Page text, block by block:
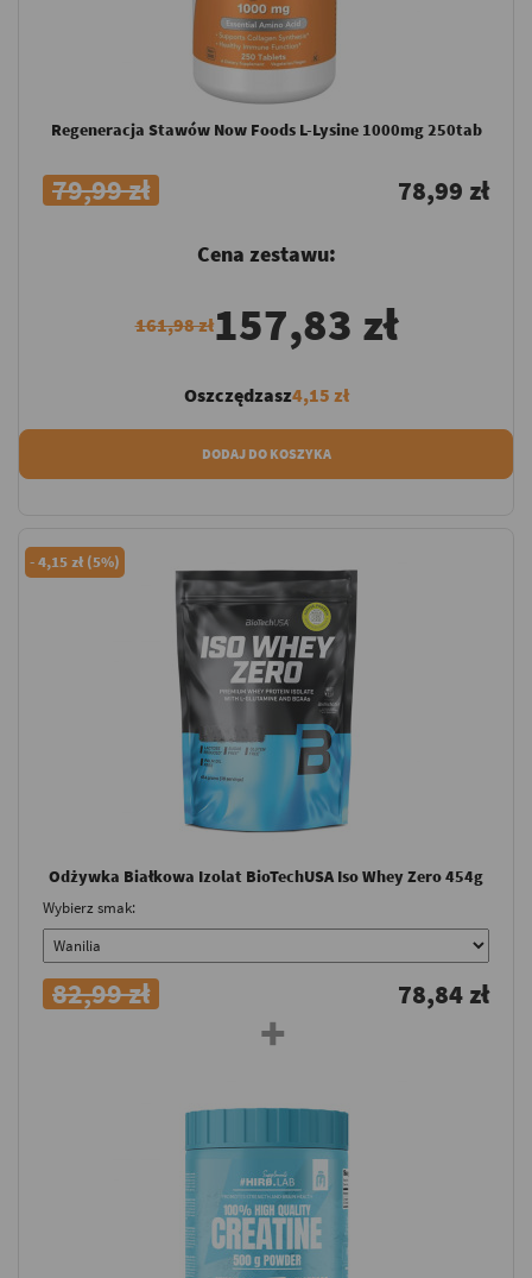
Regeneracja Stawów Now Foods L-Lysine 1000mg 250tab
79,99 zł 78,99 zł
Cena zestawu:
161,98 zł157,83 zł
Oszczędzasz4,15 zł
DODAJ DO KOSZYKA
-4,15 zł (5%)
Odżywka Białkowa Izolat BioTechUSA Iso Whey Zero 454g
Wybierz smak:
82,99 zł 78,84 zł